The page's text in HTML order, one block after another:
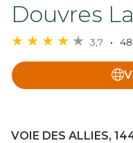
Douvres
3,7
VOIE DES ALLIES,